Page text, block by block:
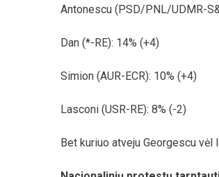
Antonescu (PSD/PNL/UDMR-
Dan (*-RE): 14% (+4)
Simion (AUR-ECR): 10% (+4)
Lasconi (USR-RE): 8% (-2)
Bet kuriuo atveju Georgescu